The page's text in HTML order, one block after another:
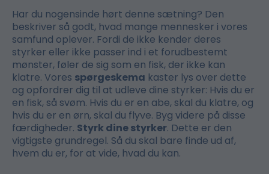
Har du nogensinde hørt denne sætning? Den
beskriver så godt, hvad mange mennesker i vores
samfund oplever. Fordi de ikke kender deres
styrker eller ikke passer ind i et forudbestemt
mønster, føler de sig som en fisk, der ikke kan
klatre. Vores spørgeskema kaster lys over dette
og opfordrer dig til at udleve dine styrker: Hvis du er
en fisk, så svøm. Hvis du er en abe, skal du klatre, og
hvis du er en ørn, skal du flyve. Byg videre på disse
færdigheder. Styrk dine styrker. Dette er den
vigtigste grundregel. Så du skal bare finde ud af,
hvem du er, for at vide, hvad du kan.